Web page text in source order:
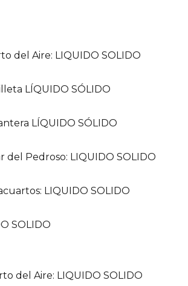
del Aire: LIQUIDO SOLIDO
LÍQUIDO SÓLIDO
LÍQUIDO SÓLIDO
del Pedroso: LIQUIDO SOLIDO
LIQUIDO SOLIDO
SOLIDO
del Aire: LIQUIDO SOLIDO